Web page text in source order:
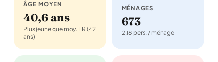
ÂGE MOYEN
40,6 ans
Plus jeune que moy. FR (42
ans)
MÉNAGES
673
2,18 pers. / ménage